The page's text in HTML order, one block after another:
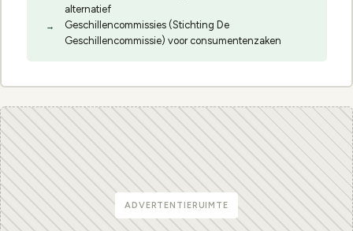
alternatief
Geschillencommissies (Stichting De
Geschillencommissie) voor consumentenzaken
ADVERTENTIERUIMTE